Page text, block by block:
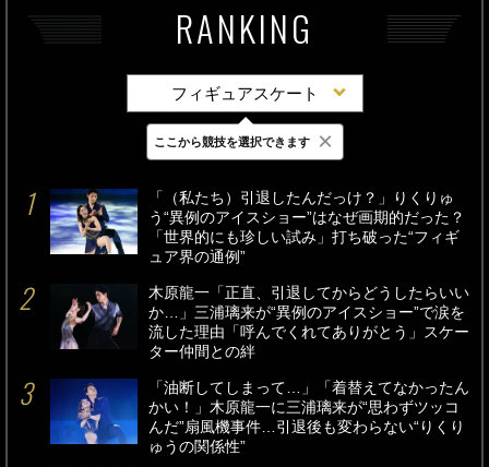
RANKING
フィギュアスケート
最新 24時間 週間
「（私たち）引退したんだっけ？」りくりゅ
う“異例のアイスショー”はなぜ画期的だった？
「世界的にも珍しい試み」打ち破った“フィギ
ュア界の通例”
木原龍一「正直、引退してからどうしたらいい
か…」三浦璃来が“異例のアイスショー”で涙を
流した理由「呼んでくれてありがとう」スケー
ター仲間との絆
「油断してしまって…」「着替えてなかったん
かい！」木原龍一に三浦璃来が“思わずツッコ
んだ”扇風機事件…引退後も変わらない“りくり
ゅうの関係性”
ここから競技を選択できます ×